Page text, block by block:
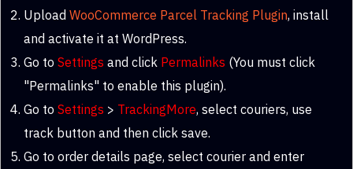
Upload WooCommerce Parcel Tracking Plugin, install
and activate it at WordPress.
Go to Settings and click Permalinks (You must click
"Permalinks" to enable this plugin).
Go to Settings > TrackingMore, select couriers, use
track button and then click save.
Go to order details page, select courier and enter